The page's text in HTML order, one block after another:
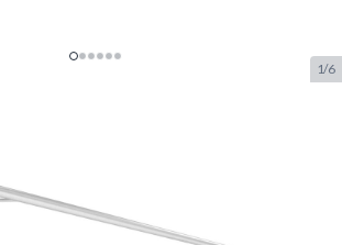
1/6
TP510 (5,00 x 2,00